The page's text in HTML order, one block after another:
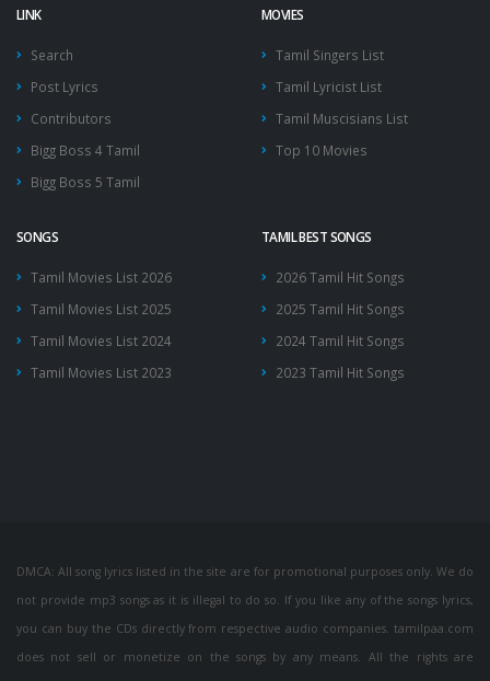
LINK
Search
Post Lyrics
Contributors
Bigg Boss 4 Tamil
Bigg Boss 5 Tamil
MOVIES
Tamil Singers List
Tamil Lyricist List
Tamil Muscisians List
Top 10 Movies
SONGS
Tamil Movies List 2026
Tamil Movies List 2025
Tamil Movies List 2024
Tamil Movies List 2023
TAMIL BEST SONGS
2026 Tamil Hit Songs
2025 Tamil Hit Songs
2024 Tamil Hit Songs
2023 Tamil Hit Songs
DMCA: All song lyrics listed in the site are for promotional purposes only. We do
not provide mp3 songs as it is illegal to do so. If you like any of the songs lyrics,
you can buy the CDs directly from respective audio companies. tamilpaa.com
does not sell or monetize on the songs by any means. All the rights are